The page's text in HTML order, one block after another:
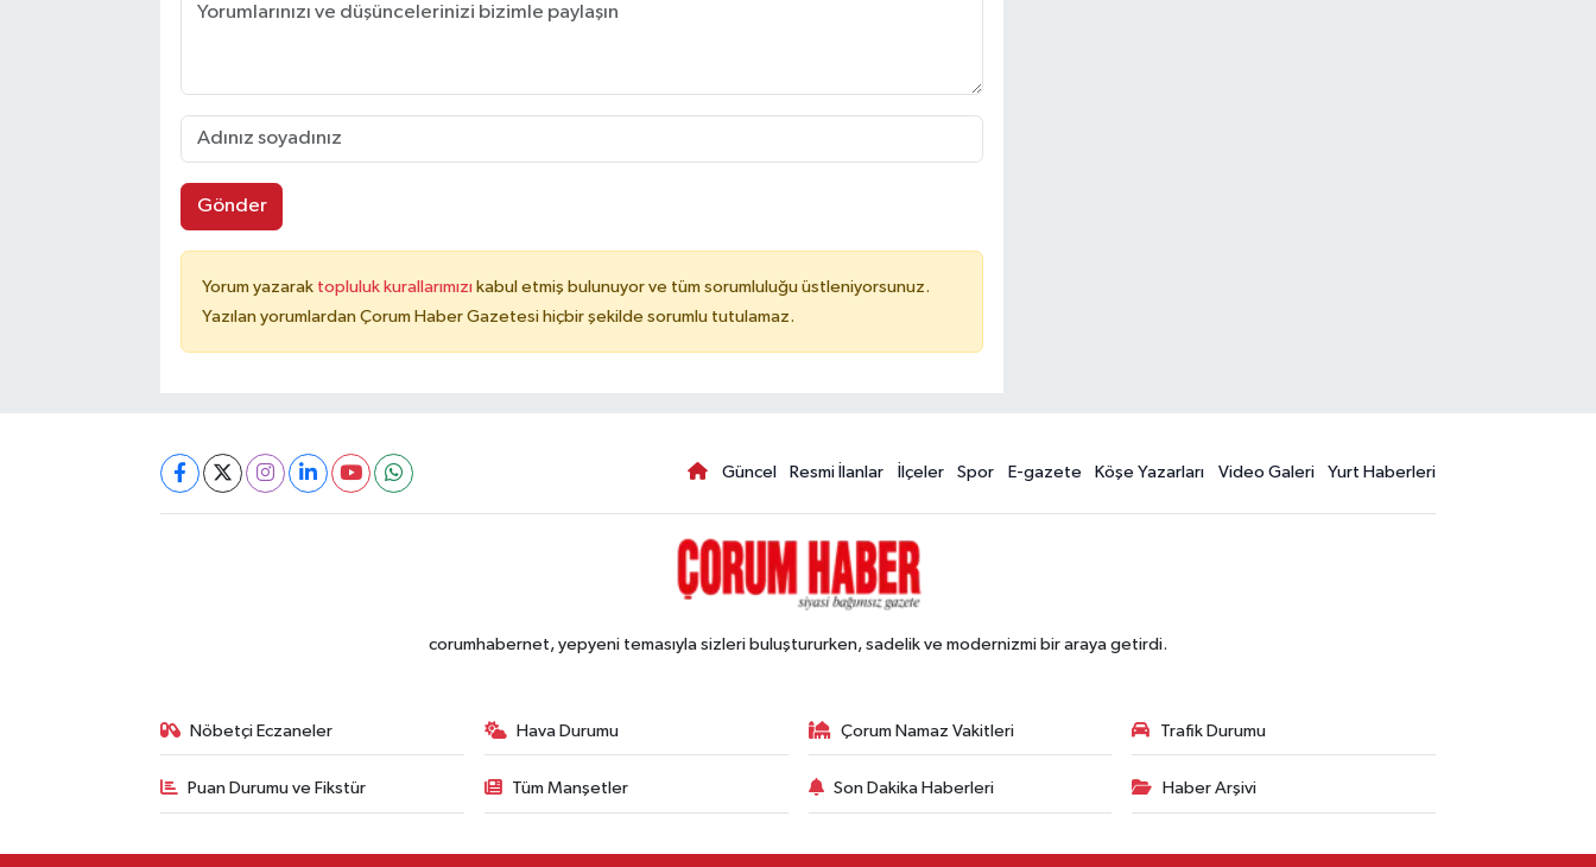
Gönder
Yorum yazarak topluluk kurallarımızı kabul etmiş bulunuyor ve tüm sorumluluğu üstleniyorsunuz.
Yazılan yorumlardan Çorum Haber Gazetesi hiçbir şekilde sorumlu tutulamaz.
Güncel Resmi İlanlar İlçeler Spor E-gazete Köşe Yazarları Video Galeri Yurt Haberleri
corumhabernet, yepyeni temasıyla sizleri buluştururken, sadelik ve modernizmi bir araya getirdi.
Nöbetçi Eczaneler Hava Durumu Çorum Namaz Vakitleri Trafik Durumu
Puan Durumu ve Fikstür Tüm Manşetler Son Dakika Haberleri Haber Arşivi